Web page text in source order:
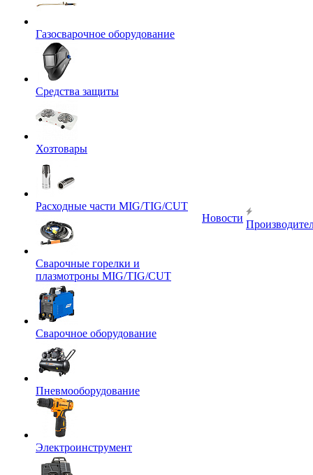
Газосварочное оборудование
Средства защиты
Хозтовары
Расходные части MIG/TIG/CUT
Сварочные горелки и
плазмотроны MIG/TIG/CUT
Сварочное оборудование
Пневмооборудование
Электроинструмент
Новости